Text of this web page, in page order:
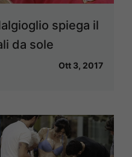
spiega il
da sole
Ott 3, 2017